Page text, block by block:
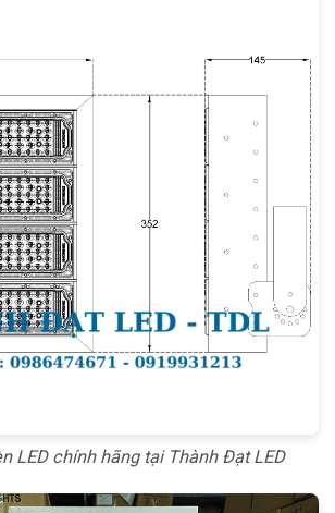
LED chính hãng tại Thành Đạt LED